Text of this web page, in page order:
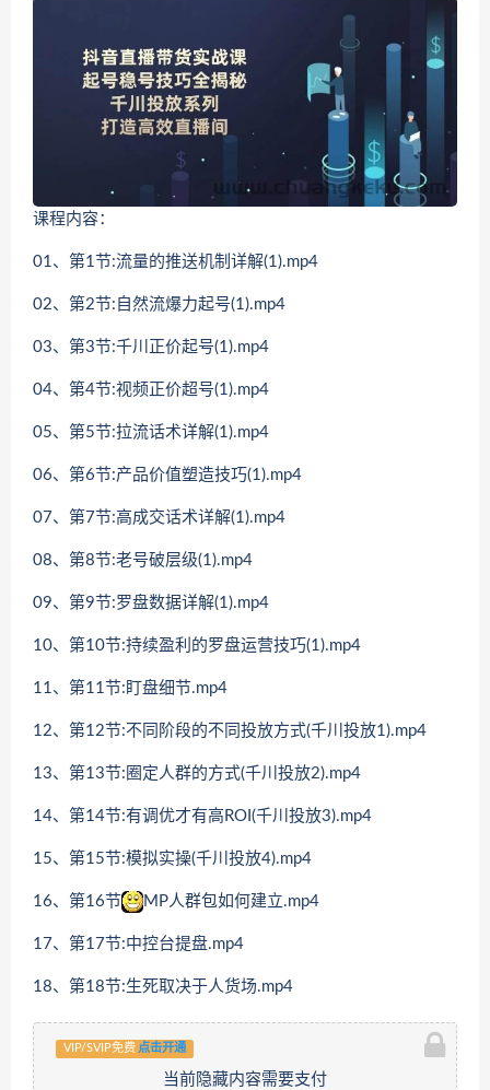
课程内容：
01、第1节:流量的推送机制详解(1).mp4
02、第2节:自然流爆力起号(1).mp4
03、第3节:千川正价起号(1).mp4
04、第4节:视频正价超号(1).mp4
05、第5节:拉流话术详解(1).mp4
06、第6节:产品价值塑造技巧(1).mp4
07、第7节:高成交话术详解(1).mp4
08、第8节:老号破层级(1).mp4
09、第9节:罗盘数据详解(1).mp4
10、第10节:持续盈利的罗盘运营技巧(1).mp4
11、第11节:盯盘细节.mp4
12、第12节:不同阶段的不同投放方式(千川投放1).mp4
13、第13节:圈定人群的方式(千川投放2).mp4
14、第14节:有调优才有高ROI(千川投放3).mp4
15、第15节:模拟实操(千川投放4).mp4
16、第16节 MP人群包如何建立.mp4
17、第17节:中控台提盘.mp4
18、第18节:生死取决于人货场.mp4
VIP/SVIP免费 点击开通
当前隐藏内容需要支付